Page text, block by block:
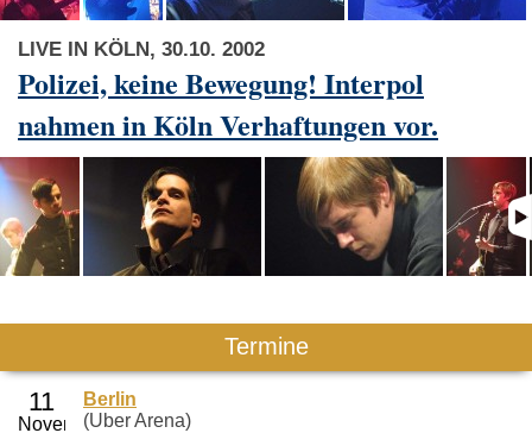
LIVE IN KÖLN, 30.10. 2002
Polizei, keine Bewegung! Interpol
nahmen in Köln Verhaftungen vor.
Termine
Berlin
(Uber Arena)